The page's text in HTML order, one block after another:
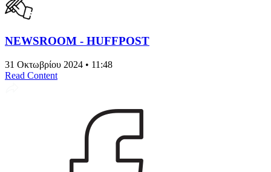
NEWSROOM - HUFFPOST
31 Οκτωβρίου 2024 • 11:48
Read Content